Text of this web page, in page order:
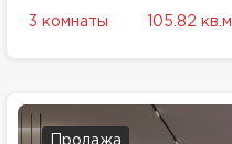
3 комнаты 105.82 кв.м.
Продажа